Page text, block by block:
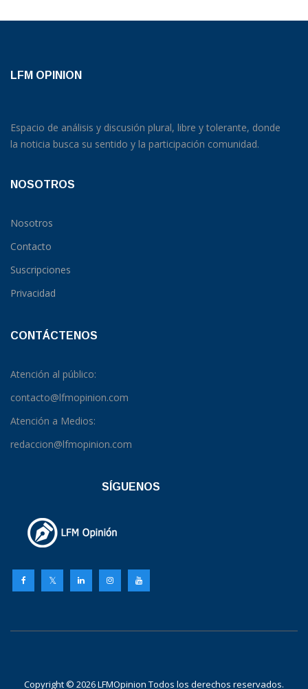
LFM OPINION
Espacio de análisis y discusión plural, libre y tolerante, donde
la noticia busca su sentido y la participación comunidad.
NOSOTROS
Nosotros
Contacto
Suscripciones
Privacidad
CONTÁCTENOS
Atención al público:
contacto@lfmopinion.com
Atención a Medios:
redaccion@lfmopinion.com
SÍGUENOS
Copyright © 2026 LFMOpinion Todos los derechos reservados.